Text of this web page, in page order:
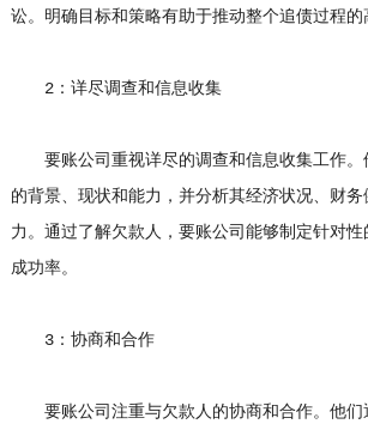
讼。明确目标和策略有助于推动整个追债过程的
2：详尽调查和信息收集
要账公司重视详尽的调查和信息收集工作。
的背景、现状和能力，并分析其经济状况、财
力。通过了解欠款人，要账公司能够制定针对
成功率。
3：协商和合作
要账公司注重与欠款人的协商和合作。他们